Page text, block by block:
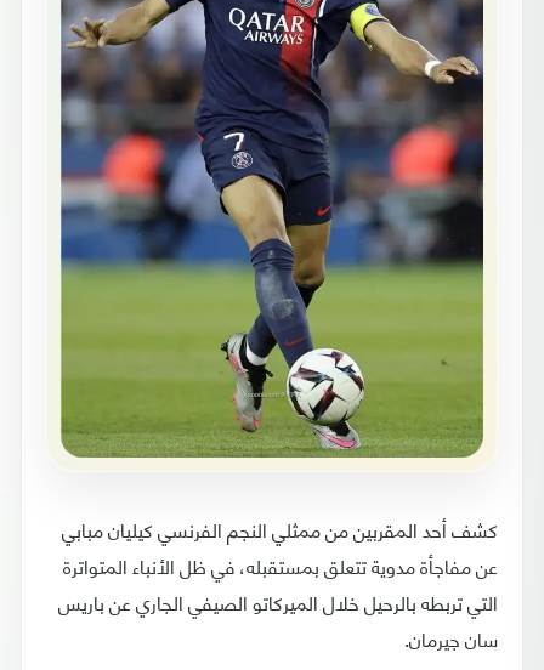
كشف أحد المقربين من ممثلي النجم الفرنسي كيليان مبابي
عن مفاجأة مدوية تتعلق بمستقبله، في ظل الأنباء المتواترة
التي تربطه بالرحيل خلال الميركاتو الصيفي الجاري عن باريس
سان جيرمان.